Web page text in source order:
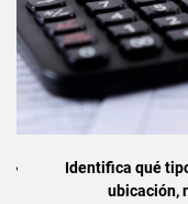
Identifica qué
ubicación,